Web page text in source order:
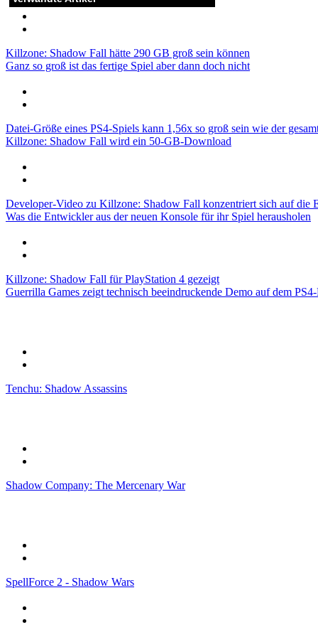
Killzone: Shadow Fall hätte 290 GB groß sein können
Ganz so groß ist das fertige Spiel aber dann doch nicht
Datei-Größe eines PS4-Spiels kann 1,56x so groß sein wie der
Killzone: Shadow Fall wird ein 50-GB-Download
Developer-Video zu Killzone: Shadow Fall konzentriert sich auf die
Was die Entwickler aus der neuen Konsole für ihr Spiel herausholen
Killzone: Shadow Fall für PlayStation 4 gezeigt
Guerrilla Games zeigt technisch beeindruckende Demo auf dem
Tenchu: Shadow Assassins
Shadow Company: The Mercenary War
SpellForce 2 - Shadow Wars